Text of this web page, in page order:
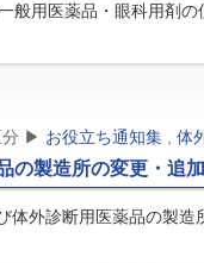
般用医薬品・眼科用剤
分 ▶ お役立ち通知集 体
の製造所の変更・追
体外診断用医薬品の製